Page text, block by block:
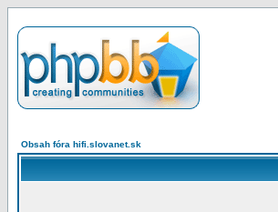
Obsah fóra hifi.slovanet.sk